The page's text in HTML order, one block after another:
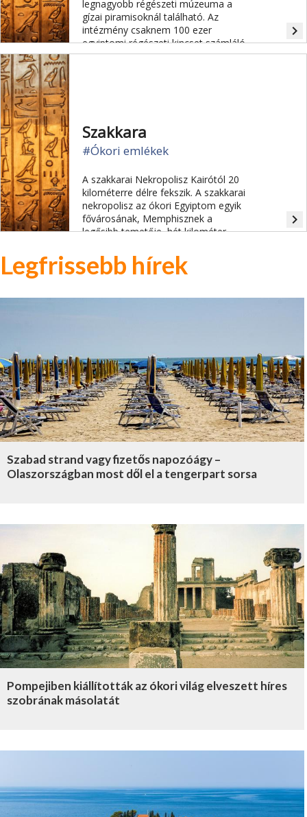
legnagyobb régészeti múzeuma a
gízai piramisoknál található. Az
intézmény csaknem 100 ezer
egyiptomi régészeti kincset számláló
gyűjteményében egyebek között
navigate_next
Szakkara
#Ókori emlékek
A szakkarai Nekropolisz Kairótól 20
kilométerre délre fekszik. A szakkarai
nekropolisz az ókori Egyiptom egyik
fővárosának, Memphisznek a
legősibb temetője, hét kilométer
piramist foglal magába és ősi
tisztségviselők sírjának százait.
navigate_next
Legfrissebb hírek
Szabad strand vagy fizetős napozóágy –
Olaszországban most dől el a tengerpart sorsa
Pompejiben kiállították az ókori világ elveszett híres
szobrának másolatát